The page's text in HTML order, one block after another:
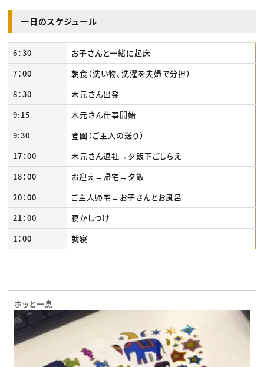
一日のスケジュール
6：30
お子さんと一緒に起床
7：00
朝食（洗い物、洗濯を夫婦で分担）
8：30
木元さん出発
9:15
木元さん仕事開始
9:30
登園（ご主人の送り）
17：00
木元さん退社→夕飯下ごしらえ
18：00
お迎え→帰宅→夕飯
20：00
ご主人帰宅→お子さんとお風呂
21：00
寝かしつけ
1：00
就寝
ホッと一息